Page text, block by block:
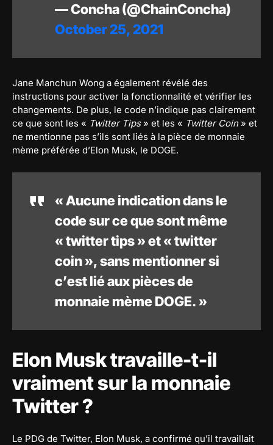
— Concha (@ChainConcha)
October 25, 2021
Jane Manchun Wong a également révélé des
instructions pour activer la fonctionnalité et vérifier les
changements. De plus, le code n’indique pas clairement
ce que sont les « Twitter Tips» et les « Twitter Coin» et
ne mentionne pas s’ils sont liés à la pièce de monnaie
mème préférée d’Elon Musk, le DOGE.
« Aucune indication dans le
code sur ce que sont même
« twitter tips » et « twitter
coin », sans mentionner si
c’est lié aux pièces de
monnaie mème DOGE. »
Elon Musk travaille-t-il
vraiment sur la monnaie
Twitter ?
Le PDG de Twitter, Elon Musk, a confirmé qu’il travaillait